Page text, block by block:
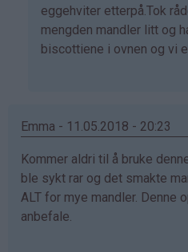
eggehviter etterpå.Tok
mengden mandler litt og
biscottiene i ovnen og vi
Emma - 11.05.2018 - 20:23
Kommer aldri til å bruke
ble sykt rar og det smakte
ALT for mye mandler. Denne
anbefale.